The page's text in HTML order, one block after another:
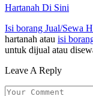
Hartanah Di Sini
Isi borang Jual/Sewa
hartanah atau isi
untuk dijual atau
Leave A Reply